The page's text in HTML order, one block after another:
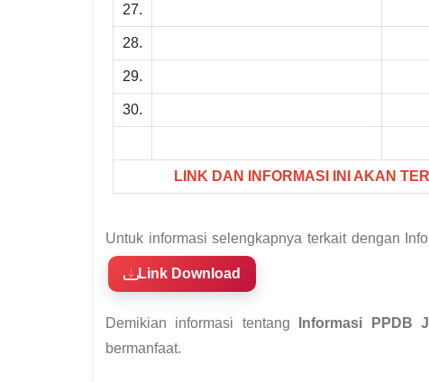
27.
28.
29.
30.
LINK DAN INFORMASI INI AKAN
Untuk informasi selengkapnya terkait dengan
Link Download
Demikian informasi tentang Informasi PPDB
bermanfaat.